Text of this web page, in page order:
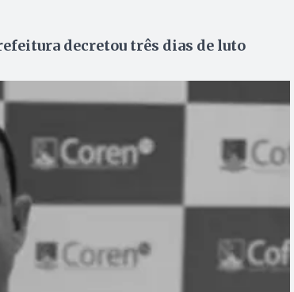
decretou três dias de luto